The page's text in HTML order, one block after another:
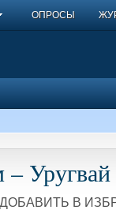
ОПРОСЫ
Уругвай
ДОБАВИТЬ В